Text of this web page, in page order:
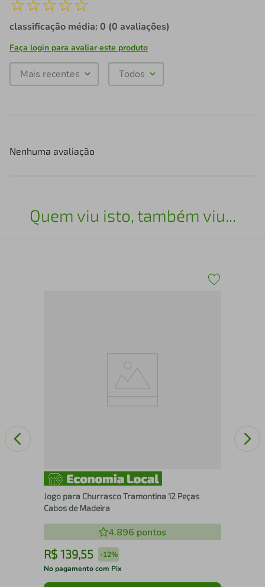
classificação média: 0 (0 avaliações)
Faça login para avaliar este produto
Mais recentes Todos
Nenhuma avaliação
Quem viu isto, também viu...
Jogo para Churrasco Tramontina 12 Peças
Cabos de Madeira
4.896 pontos
R$ 139,55 -12%
No pagamento com Pix